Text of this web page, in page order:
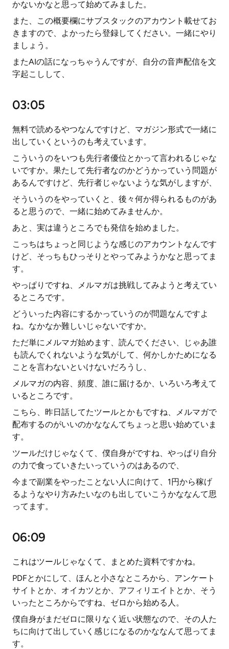
かないかなと思って始めてみました。
また、この概要欄にサブスタックのアカウント載せてお
きますので、よかったら登録してください。一緒にやり
ましょう。
またAIの話になっちゃうんですが、自分の音声配信を文
字起こしして、
03:05
無料で読めるやつなんですけど、マガジン形式で一緒に
出していくというのも考えています。
こういうのをいつも先行者優位とかって言われるじゃな
いですか。果たして先行者なのかどうかっていう問題が
あるんですけど、先行者じゃないような気がしますが、
そういうのをやっていくと、後々何か得られるものがあ
ると思うので、一緒に始めてみませんか。
あと、実は違うところでも発信を始めました。
こっちはちょっと同じような感じのアカウントなんです
けど、そっちもひっそりとやってみようかなと思ってま
す。
やっぱりですね、メルマガは挑戦してみようと考えてい
るところです。
どういった内容にするかっていうのが問題なんですよ
ね。なかなか難しいじゃないですか。
ただ単にメルマガ始めます、読んでください、じゃあ誰
も読んでくれないような気がして、何かしかためになる
ことを言わないといけないだろうし、
メルマガの内容、頻度、誰に届けるか、いろいろ考えて
いるところです。
こちら、昨日話してたツールとかもですね、メルマガで
配布するのがいいのかななんてちょっと思い始めていま
す。
ツールだけじゃなくて、僕自身がですね、やっぱり自分
の力で食っていきたいっていうのはあるので、
今まで副業をやったことない人に向けて、1円から稼げ
るようなやり方みたいなのも出していこうかななんて思
ってます。
06:09
これはツールじゃなくて、まとめた資料ですかね。
PDFとかにして、ほんと小さなところから、アンケート
サイトとか、オイカツとか、アフィリエイトとか、そう
いったところからですね、ゼロから始める人。
僕自身がまだゼロに限りなく近い状態なので、その人た
ちに向けて出していく感じになるのかななんて思ってま
す。